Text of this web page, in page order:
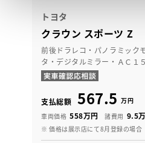
トヨタ
クラウン スポーツ Z
前後ドラレコ・パノラミック
タ・デジタルミラー・ＡＣ１
支払総額 567.5 万円
車両価格 558万円 諸費用 9.5
※ 価格は展示店にて8月登録の場合